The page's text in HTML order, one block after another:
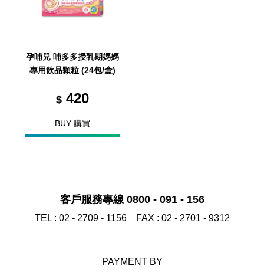
孕哺兒 哺多多授乳期媽媽
專用飲品顆粒 (24包/盒)
$420
BUY 購買
客戶服務專線 0800 - 091 - 156
TEL : 02 - 2709 - 1156 FAX : 02 - 2701 - 9312
PAYMENT BY